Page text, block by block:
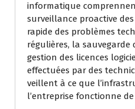
informatique
surveillance proactive
rapide des problèmes
régulières, la sauvegarde
gestion des licences
effectuées par des
veillent à ce que
l’entreprise fonctionne